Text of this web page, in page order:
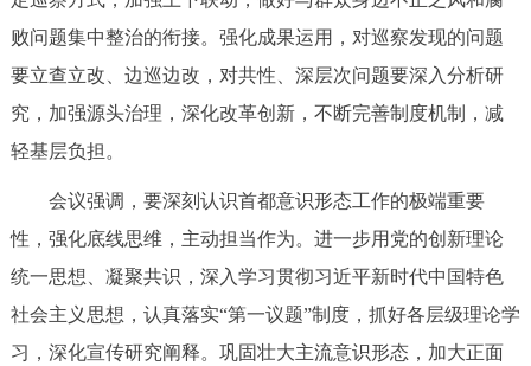
败问题集中整治的衔接。强化成果运用，对巡察发现的问题
要立查立改、边巡边改，对共性、深层次问题要深入分析研
究，加强源头治理，深化改革创新，不断完善制度机制，减
轻基层负担。
会议强调，要深刻认识首都意识形态工作的极端重要
性，强化底线思维，主动担当作为。进一步用党的创新理论
统一思想、凝聚共识，深入学习贯彻习近平新时代中国特色
社会主义思想，认真落实“第一议题”制度，抓好各层级理论学
习，深化宣传研究阐释。巩固壮大主流意识形态，加大正面